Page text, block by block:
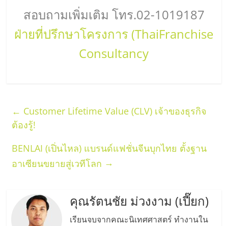
สอบถามเพิ่มเติม โทร.02-1019187
ฝ่ายที่ปรึกษาโครงการ (ThaiFranchise
Consultancy
← Customer Lifetime Value (CLV) เจ้าของธุรกิจ
ต้องรู้!
BENLAI (เปิ่นไหล) แบรนด์แฟชั่นจีนบุกไทย ตั้งฐาน
อาเซียนขยายสู่เวทีโลก →
คุณรัตนชัย ม่วงงาม (เปี๊ยก)
เรียนจบจากคณะนิเทศศาสตร์ ทำงานใน